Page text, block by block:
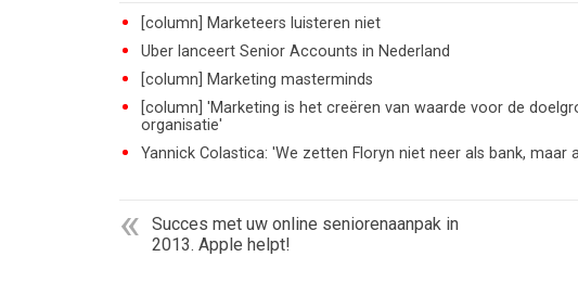
[column] Marketeers luisteren niet
Uber lanceert Senior Accounts in Nederland
[column] Marketing masterminds
[column] 'Marketing is het creëren van waarde voor de
organisatie'
Yannick Colastica: 'We zetten Floryn niet neer als bank,
Succes met uw online seniorenaanpak in
2013. Apple helpt!